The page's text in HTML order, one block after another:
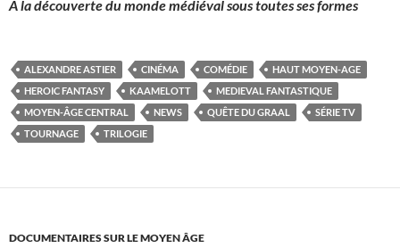
A la découverte du monde médiéval sous toutes ses formes
ALEXANDRE ASTIER CINÉMA COMÉDIE
HAUT MOYEN-AGE
HEROIC FANTASY
KAAMELOTT
MEDIEVAL FANTASTIQUE
MOYEN-ÂGE CENTRAL
NEWS QUÊTE DU GRAAL
SÉRIE TV
TOURNAGE
TRILOGIE
DOCUMENTAIRES SUR LE MOYEN ÂGE